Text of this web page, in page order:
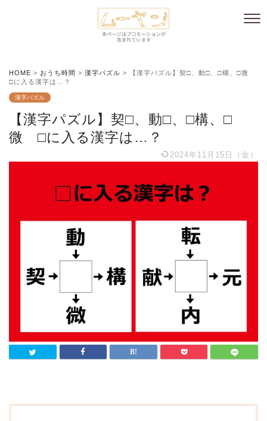
HOME > おうち時間 > 漢字パズル >
【漢字パズル】契□、動□、□構、□微
□に入る漢字は…？
漢字パズル
【漢字パズル】契□、動□、□構、□
微 □に入る漢字は…？
2024年11月15日（金）